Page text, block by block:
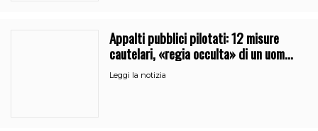
Appalti pubblici pilotati: 12 misure
cautelari, «regia occulta» di un uomo
vicino al clan
Leggi la notizia